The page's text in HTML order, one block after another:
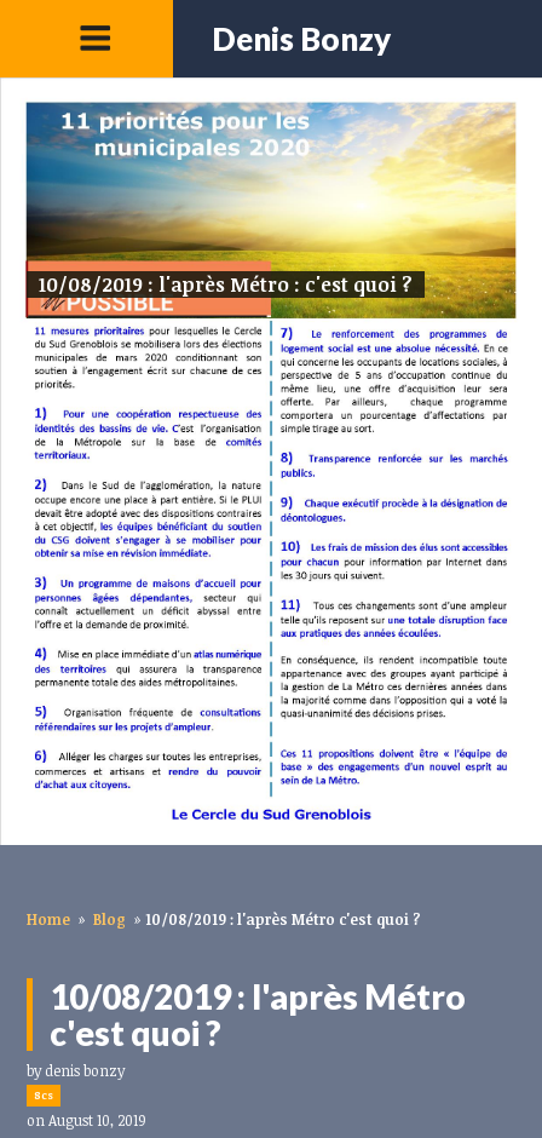
Denis Bonzy
10/08/2019 : l'après Métro : c'est quoi ?
Home » Blog » 10/08/2019 : l'après Métro c'est quoi ?
10/08/2019 : l'après Métro
c'est quoi ?
bydenis bonzy
8cs
on August 10, 2019